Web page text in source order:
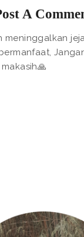
A
meninggalkan